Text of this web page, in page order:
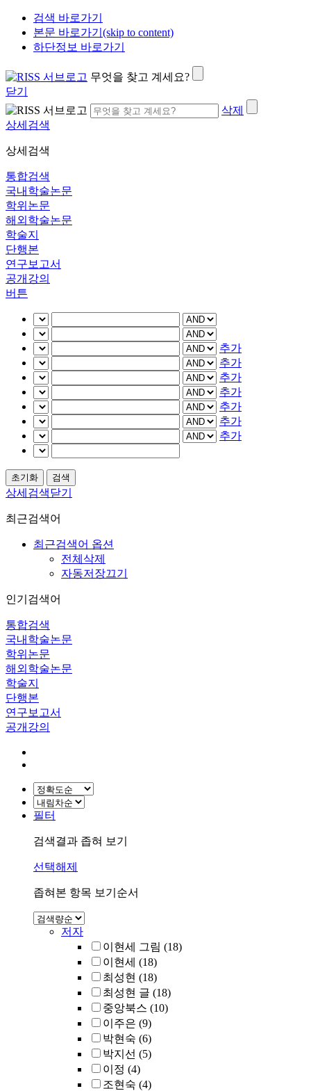
검색 바로가기
본문 바로가기(skip to content)
하단정보 바로가기
무엇을 찾고 계세요?
닫기
삭제
상세검색
상세검색
통합검색
국내학술논문
학위논문
해외학술논문
학술지
단행본
연구보고서
공개강의
버튼
추가
추가
추가
추가
추가
추가
추가
상세검색닫기
최근검색어
최근검색어 옵션
전체삭제
자동저장끄기
인기검색어
통합검색
국내학술논문
학위논문
해외학술논문
학술지
단행본
연구보고서
공개강의
필터
검색결과 좁혀 보기
선택해제
좁혀본 항목 보기순서
저자
이현세 그림 (18)
이현세 (18)
최성현 (18)
최성현 글 (18)
중앙북스 (10)
이주은 (9)
박현숙 (6)
박지선 (5)
이정 (4)
조현숙 (4)